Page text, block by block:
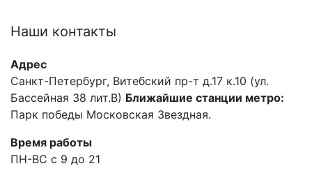
Наши контакты
Адрес
Санкт-Петербург, Витебский пр-т д.17 к.10 (ул.
Бассейная 38 лит.В) Ближайшие станции метро:
Парк победы Московская Звездная.
Время работы
ПН-ВС с 9 до 21